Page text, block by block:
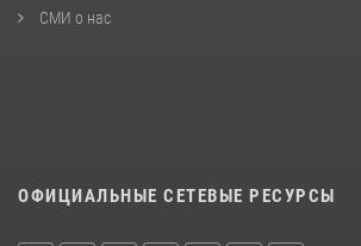
СМИ о нас
ОФИЦИАЛЬНЫЕ СЕТЕВЫЕ РЕСУРСЫ